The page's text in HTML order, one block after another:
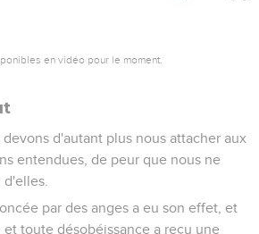
en vidéo pour le moment.
d'autant plus nous attacher aux
entendues, de peur que nous ne
par des anges a eu son effet, et
toute désobéissance a reçu une